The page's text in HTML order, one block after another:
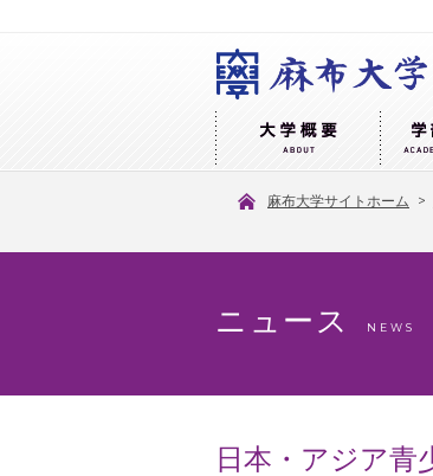
麻布大学サイトホーム >
ニュース NEWS
日本・アジア青